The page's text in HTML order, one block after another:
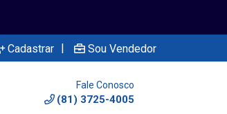
Cadastrar | Sou Vendedor
Fale Conosco
(81) 3725-4005